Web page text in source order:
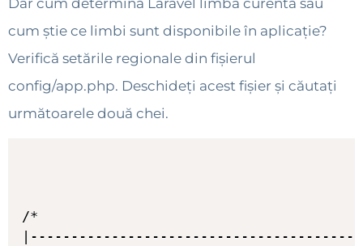
cum știe ce limbi sunt disponibile în aplicație?
Verifică setările regionale din fișierul
config/app.php. Deschideți acest fișier și căutați
următoarele două chei.
/*